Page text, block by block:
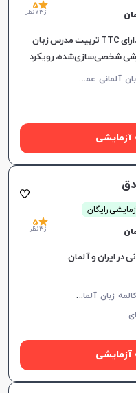
5
از 73 نظر
مدرک کارشناس ارشد، گواهینامه ÖSD C1، دارای TTC تربیت مدرس زبان
شخصی‌سازی‌شده، رویکرد
م
کالمه زبان آلمانی، زبان آلمانی عمومی، ÖSD، زبان آلمانی کودکان، Goethe
آزمایشی
رایگان
5
از 3 نظر
در ایران و آلمان.
ز
بان آلمانی تجاری، مکالمه زبان آلمانی، زبان آلمانی عمومی، زبان آلمانی کودکان، Goethe
آزمایشی